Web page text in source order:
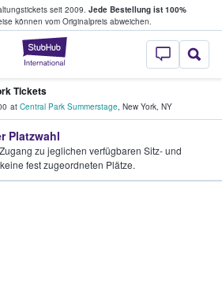
seit 2009. Jede Bestellung ist 100%
können vom Originalpreis abweichen.
StubHub - Wo
& verkaufen
Tickets
at Central Park Summerstage, New York, NY
Platzwahl
zu jeglichen verfügbaren Sitz- und
fest zugeordneten Plätze.